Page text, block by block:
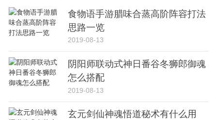
食物语手游腊味合蒸高阶阵容打法
思路一览
2019-08-13
阴阳师联动式神日番谷冬狮郎御魂
怎么搭配
2019-08-13
玄元剑仙神魂悟道秘术有什么用